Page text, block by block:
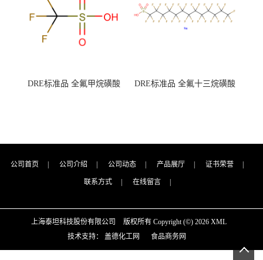
DRE标准品 全氟甲烷磺酸
DRE标准品 全氟十三烷磺酸
公司首页 公司介绍 公司动态 产品展厅 证书荣誉
联系方式 在线留言
上海泰坦科技股份有限公司 版权所有 Copyright (©) 2026 XML
技术支持： 盖德化工网 食品商务网